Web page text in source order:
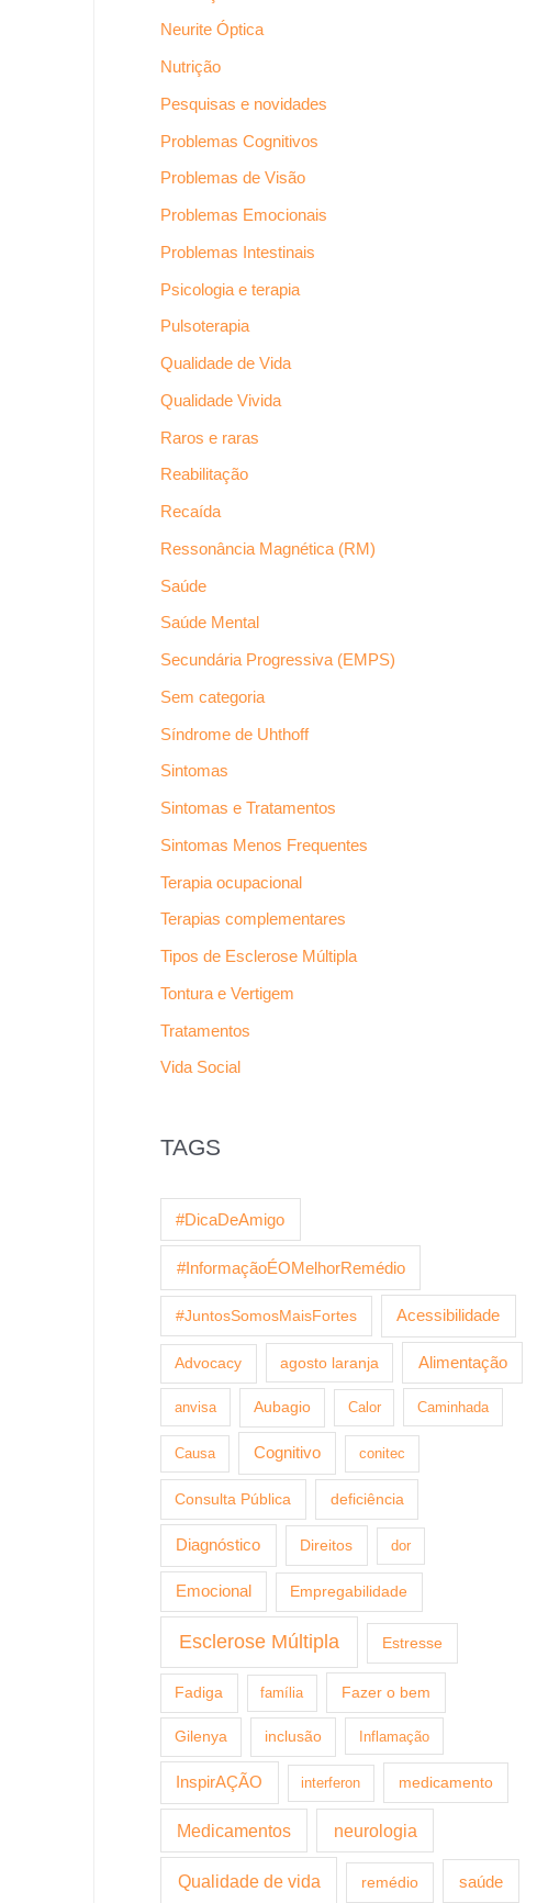
Neurite Óptica
Nutrição
Pesquisas e novidades
Problemas Cognitivos
Problemas de Visão
Problemas Emocionais
Problemas Intestinais
Psicologia e terapia
Pulsoterapia
Qualidade de Vida
Qualidade Vivida
Raros e raras
Reabilitação
Recaída
Ressonância Magnética (RM)
Saúde
Saúde Mental
Secundária Progressiva (EMPS)
Sem categoria
Síndrome de Uhthoff
Sintomas
Sintomas e Tratamentos
Sintomas Menos Frequentes
Terapia ocupacional
Terapias complementares
Tipos de Esclerose Múltipla
Tontura e Vertigem
Tratamentos
Vida Social
TAGS
#DicaDeAmigo
#InformaçãoÉOMelhorRemédio
#JuntosSomosMaisFortes Acessibilidade
Advocacy agosto laranja Alimentação
anvisa Aubagio Calor Caminhada
Causa Cognitivo conitec
Consulta Pública deficiência
Diagnóstico Direitos dor
Emocional Empregabilidade
Esclerose Múltipla Estresse
Fadiga família Fazer o bem
Gilenya inclusão Inflamação
InspirAÇÃO interferon medicamento
Medicamentos neurologia
Qualidade de vida remédio saúde